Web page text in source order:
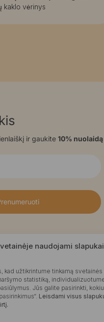
naudojami slapukai
kad užtikrintume tinkamą
statistiką,
Jūs galite pasirinkti,
Leisdami visus
kaklo vėrinys
ir gaukite 10% nuolaidą